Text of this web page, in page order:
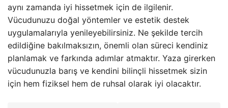
aynı zamanda iyi hissetmek için de ilgilenir.
Vücudunuzu doğal yöntemler ve estetik destek
uygulamalarıyla yenileyebilirsiniz. Ne şekilde tercih
edildiğine bakılmaksızın, önemli olan süreci kendiniz
planlamak ve farkında adımlar atmaktır. Yaza girerken
vücudunuzla barış ve kendini bilinçli hissetmek sizin
için hem fiziksel hem de ruhsal olarak iyi olacaktır.